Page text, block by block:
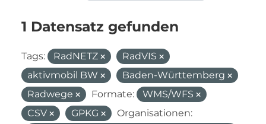
1 Datensatz gefunden
Tags: RadNETZ
RadVIS
aktivmobil BW
Baden-Württemberg
Radwege
Formate:
WMS/WFS
CSV
GPKG
Organisationen: